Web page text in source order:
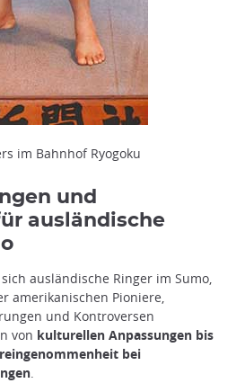
im Bahnhof Ryogoku
und
ausländische
ausländische Ringer im Sumo,
amerikanischen Pioniere,
und Kontroversen
von kulturellen Anpassungen bis
bei
.